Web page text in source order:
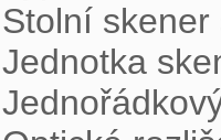
Stolní
Jednotka